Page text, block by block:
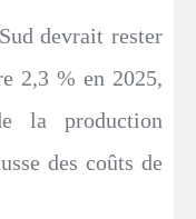
devrait rester
2,3 % en 2025,
la production
des coûts de